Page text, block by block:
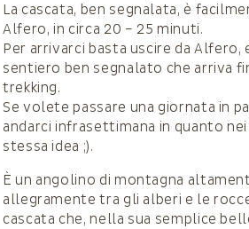
La cascata, ben segnalata, è
Alfero, in circa 20 – 25 minuti.
Per arrivarci basta uscire da Alfero,
sentiero ben segnalato che arriva
trekking.
Se volete passare una giornata in
andarci infrasettimana in quanto
stessa idea ;).
È un angolino di montagna
allegramente tra gli alberi e le
cascata che, nella sua semplice